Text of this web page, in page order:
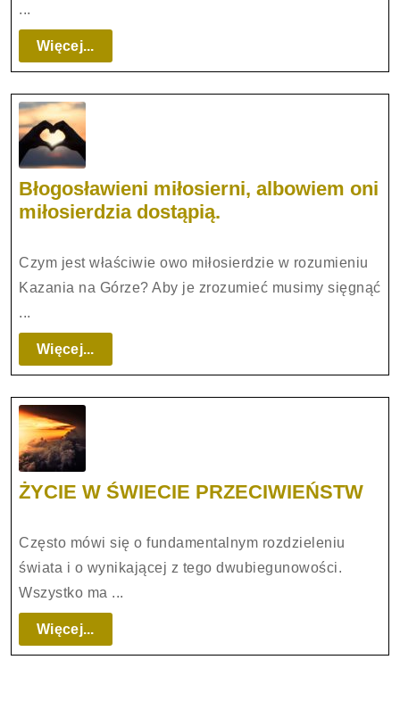
I
O
...
Więcej...
Błogosławieni miłosierni, albowiem oni
miłosierdzia dostąpią.
albowiem
oni
Czym jest właściwie owo miłosierdzie w rozumieniu
Kazania na Górze? Aby je zrozumieć musimy sięgnąć
...
Więcej...
ŻYCIE W ŚWIECIE PRZECIWIEŃSTW
Często mówi się o fundamentalnym rozdzieleniu
świata i o wynikającej z tego dwubiegunowości.
Wszystko ma ...
Więcej...